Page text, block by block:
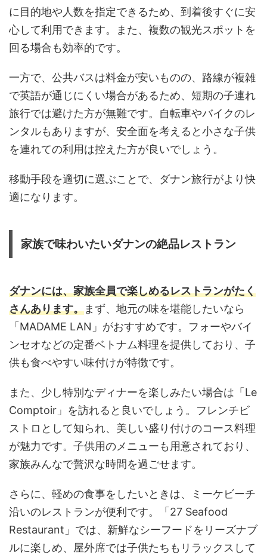
に目的地や人数を指定できるため、到着後すぐに安
心して利用できます。また、複数の観光スポットを
回る場合も効率的です。
一方で、公共バスは料金が安いものの、路線が複雑
で英語が通じにくい場合があるため、短期の子連れ
旅行では避けた方が無難です。自転車やバイクのレ
ンタルもありますが、安全面を考えると小さな子供
を連れての利用は控えた方が良いでしょう。
移動手段を適切に選ぶことで、ダナン旅行がより快
適になります。
家族で味わいたいダナンの絶品レストラン
ダナンには、家族全員で楽しめるレストランがたく
さんあります。まず、地元の味を堪能したいなら
「MADAME LAN」がおすすめです。フォーやバイ
ンセオなどの定番ベトナム料理を提供しており、子
供も食べやすい味付けが特徴です。
また、少し特別なディナーを楽しみたい場合は「Le
Comptoir」を訪れると良いでしょう。フレンチビ
ストロとして知られ、美しい盛り付けのコース料理
が魅力です。子供用のメニューも用意されており、
家族みんなで贅沢な時間を過ごせます。
さらに、軽めの食事をしたいときは、ミーケビーチ
沿いのレストランが便利です。「27 Seafood
Restaurant」では、新鮮なシーフードをリーズナブ
ルに楽しめ、屋外席では子供たちもリラックスして